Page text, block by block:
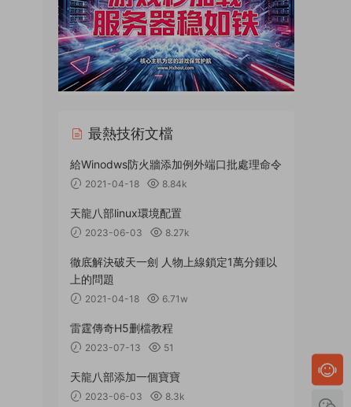
最熱技術文檔
給Winodws防火牆添加例外端口批處理命令
2021-04-18 8.84k
天龍八部linux環境配置
2023-06-03 8.27k
徹底解決破天一劍 人物上線鎖定1萬分鍾以
上的問題
2021-04-18 6.71w
雷霆傳奇H5删檔教程
2023-07-13 51
天龍八部添加一個寶寶
2023-06-03 8.3k